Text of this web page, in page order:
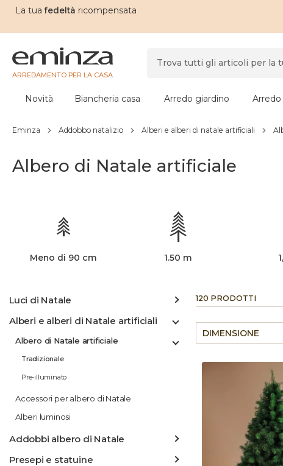
La tua fedeltà ricompensata
ARREDAMENTO PER LA CASA
Novità Biancheria casa Arredo giardino
Eminza Addobbo natalizio Alberi e alberi di natale artificiali
Albero di Natale artificiale
Meno di 90 cm 1.50 m
Luci di Natale
Alberi e alberi di Natale artificiali
Albero di Natale artificiale
Tradizionale
Pre-illuminato
Accessori per albero di Natale
Alberi luminosi
Addobbi albero di Natale
Presepi e statuine
120 PRODOTTI
DIMENSIONE